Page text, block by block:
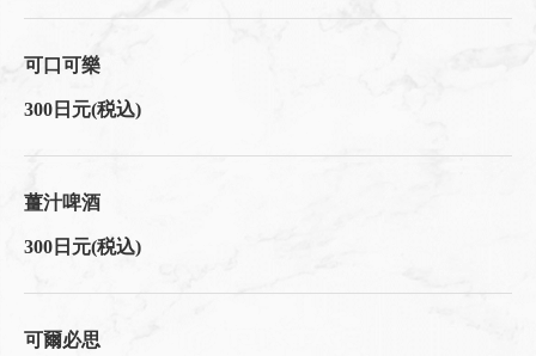
可口可樂
300日元(税込)
薑汁啤酒
300日元(税込)
可爾必思